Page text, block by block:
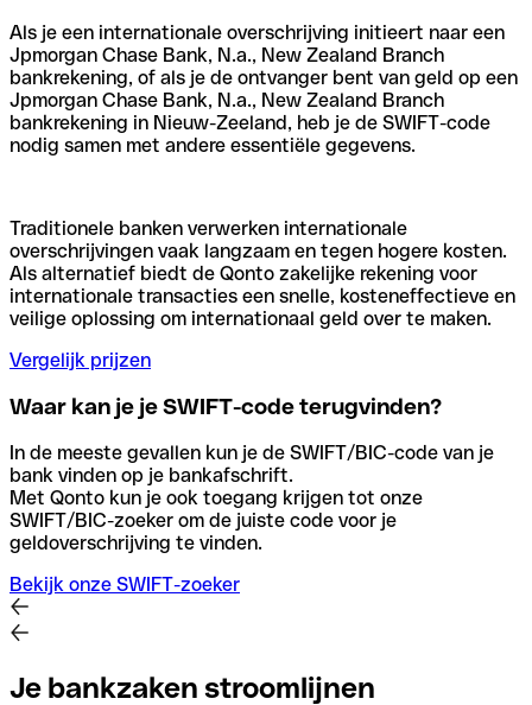
Als je een internationale overschrijving initieert naar een
Jpmorgan Chase Bank, N.a., New Zealand Branch
bankrekening, of als je de ontvanger bent van geld op een
Jpmorgan Chase Bank, N.a., New Zealand Branch
bankrekening in Nieuw-Zeeland, heb je de SWIFT-code
nodig samen met andere essentiële gegevens.
Traditionele banken verwerken internationale
overschrijvingen vaak langzaam en tegen hogere kosten.
Als alternatief biedt de Qonto zakelijke rekening voor
internationale transacties een snelle, kosteneffectieve en
veilige oplossing om internationaal geld over te maken.
Vergelijk prijzen
Waar kan je je SWIFT-code terugvinden?
In de meeste gevallen kun je de SWIFT/BIC-code van je
bank vinden op je bankafschrift.
Met Qonto kun je ook toegang krijgen tot onze
SWIFT/BIC-zoeker om de juiste code voor je
geldoverschrijving te vinden.
Bekijk onze SWIFT-zoeker
Je bankzaken stroomlijnen